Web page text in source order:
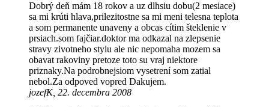
Dobrý deň mám 18 rokov a uz dlhsiu dobu(2 mesiace)
sa mi krúti hlava,prilezitostne sa mi meni telesna teplota
a som permanente unaveny a obcas cítim šteklenie v
prsiach.som fajčiar.doktor ma odkazal na zlepsenie
stravy zivotneho stylu ale nic nepomaha mozem sa
obavat rakoviny pretoze toto su vraj niektore
priznaky.Na podrobnejsiom vysetrení som zatial
nebol.Za odpoved vopred Dakujem.
jozefK, 22. decembra 2008